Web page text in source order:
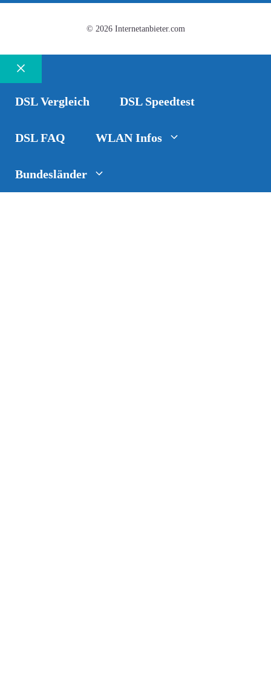
© 2026 Internetanbieter.com
Schließen
DSL Vergleich DSL Speedtest
DSL FAQ WLAN Infos
Bundesländer